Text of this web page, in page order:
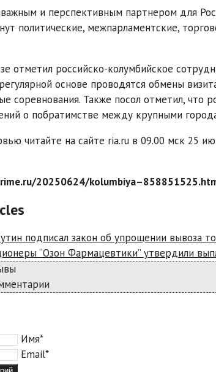
важным и перспективным партнером для
политические, межпарламентские,
отметил российско-колумбийское
основе проводятся обмены
соревнования. Также посол отметил, что
о побратимстве между крупными
читайте на сайте ria.ru в 09.00 мск 25
20250624/
подписал закон об упрощении вывоза
“Озон Фармацевтики” утвердили
Имя*
Email*